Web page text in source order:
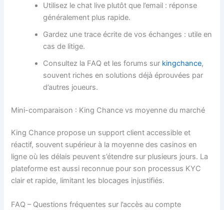
Utilisez le chat live plutôt que l’email : réponse
généralement plus rapide.
Gardez une trace écrite de vos échanges : utile en
cas de litige.
Consultez la FAQ et les forums sur kingchance,
souvent riches en solutions déjà éprouvées par
d’autres joueurs.
Mini-comparaison : King Chance vs moyenne du marché
King Chance propose un support client accessible et
réactif, souvent supérieur à la moyenne des casinos en
ligne où les délais peuvent s’étendre sur plusieurs jours. La
plateforme est aussi reconnue pour son processus KYC
clair et rapide, limitant les blocages injustifiés.
FAQ – Questions fréquentes sur l’accès au compte